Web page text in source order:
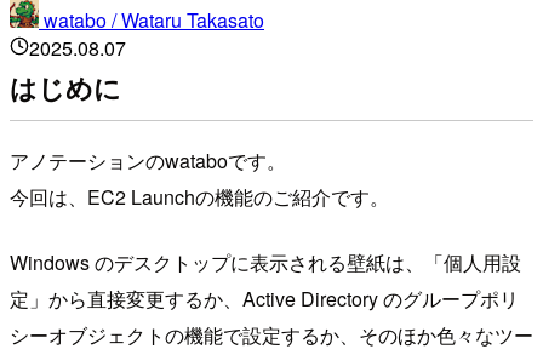
watabo / Wataru Takasato
2025.08.07
はじめに
アノテーションのwataboです。
今回は、EC2 Launchの機能のご紹介です。
Windows のデスクトップに表示される壁紙は、「個人用設
定」から直接変更するか、Active Directory のグループポリ
シーオブジェクトの機能で設定するか、そのほか色々なツー